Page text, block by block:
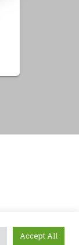
Accept All